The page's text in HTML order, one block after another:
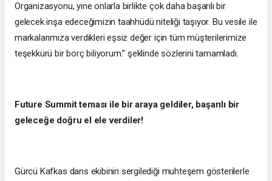
Organizasyonu, yine onlarla birlikte çok daha başarılı bir
gelecek inşa edeceğimizin taahhüdü niteliği taşıyor. Bu vesile ile
markalarımıza verdikleri eşsiz değer için tüm müşterilerimize
teşekkürü bir borç biliyorum.” şeklinde sözlerini tamamladı.
Future Summit teması ile bir araya geldiler, başarılı bir
geleceğe doğru el ele verdiler!
Gürcü Kafkas dans ekibinin sergilediği muhteşem gösterilerle